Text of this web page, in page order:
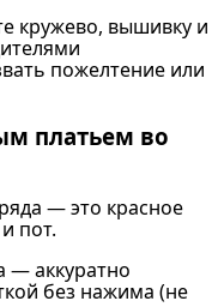
кружево, вышивку и
пожелтение или
платьем во
— это красное
пот.
— аккуратно
без нажима (не